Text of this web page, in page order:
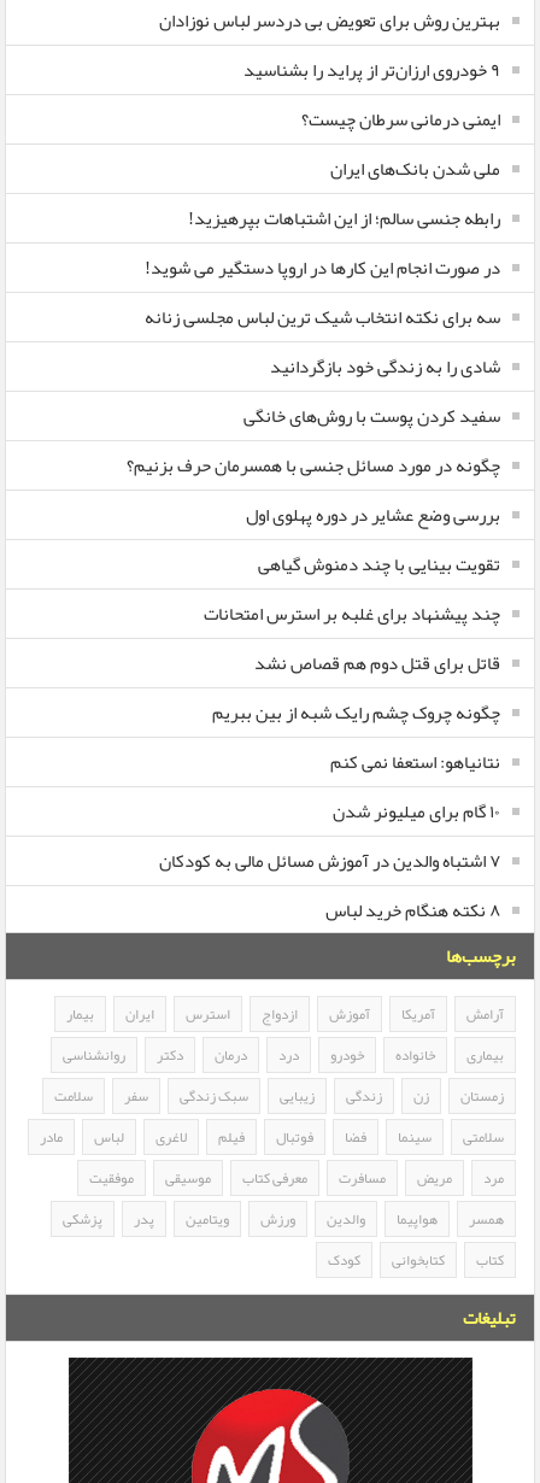
بهترین روش برای تعویض بی دردسر لباس نوزادان
٩ خودروی ارزان‌تر از پراید را بشناسید
ایمنی درمانی سرطان چیست؟
ملی شدن بانک‌های ایران
رابطه جنسی سالم؛ از این اشتباهات بپرهیزید!
در صورت انجام این کارها در اروپا دستگیر می شوید!
سه برای نکته انتخاب شیک ترین لباس مجلسی زنانه
شادی را به زندگی خود بازگردانید
سفید کردن پوست با روش‌های خانگی
چگونه در مورد مسائل جنسی با همسرمان حرف بزنیم؟
بررسی وضع عشایر در دوره پهلوی اول
تقویت بینایی با چند دمنوش گیاهی
چند پیشنهاد برای غلبه بر استرس امتحانات
قاتل برای قتل دوم هم قصاص نشد
چگونه چروک چشم رایک شبه از بین ببریم
نتانیاهو: استعفا نمی کنم
۱۰ گام برای میلیونر شدن
۷ اشتباه والدین در آموزش مسائل مالی به کودکان
۸ نکته هنگام خرید لباس
برچسب‌ها
آرامش آمریکا آموزش ازدواج استرس ایران
بیمار
بیماری
خانواده خودرو درد درمان دکتر
روانشناسی
زمستان
زن زندگی زیبایی سبک زندگی سفر
سلامت
سلامتی
سینما فضا فوتبال فیلم لاغری لباس
مادر
مرد
مریض مسافرت معرفی کتاب موسیقی
موفقیت
همسر
هواپیما والدین ورزش ویتامین پدر
پزشکی
کتاب
کتابخوانی کودک
تبلیغات